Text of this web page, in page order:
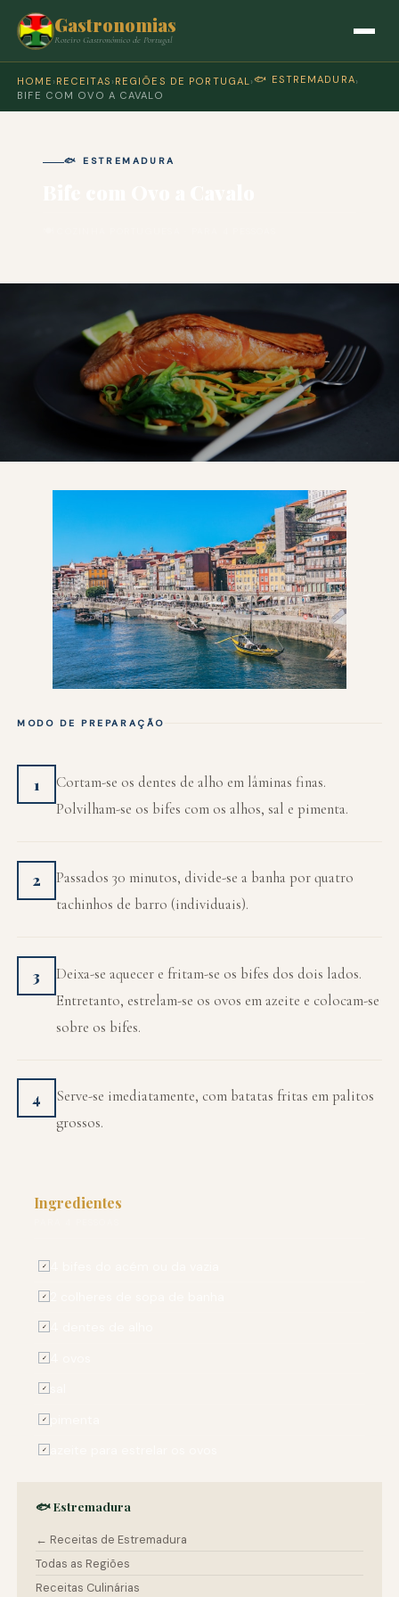
Gastronomias
Roteiro Gastronómico de Portugal
HOME › RECEITAS › REGIÕES DE PORTUGAL ›🐟 ESTREMADURA›
BIFE COM OVO A CAVALO
🐟 ESTREMADURA
MODO DE PREPARAÇÃO
1
Cortam-se os dentes de alho em lâminas finas.
Polvilham-se os bifes com os alhos, sal e pimenta.
2
Passados 30 minutos, divide-se a banha por quatro
tachinhos de barro (individuais).
3
Deixa-se aquecer e fritam-se os bifes dos dois lados.
Entretanto, estrelam-se os ovos em azeite e colocam-se
sobre os bifes.
4
Serve-se imediatamente, com batatas fritas em palitos
grossos.
Ingredientes
✓
✓
✓
✓
✓
✓
✓
🐟 Estremadura
← Receitas de Estremadura
Todas as Regiões
Receitas Culinárias